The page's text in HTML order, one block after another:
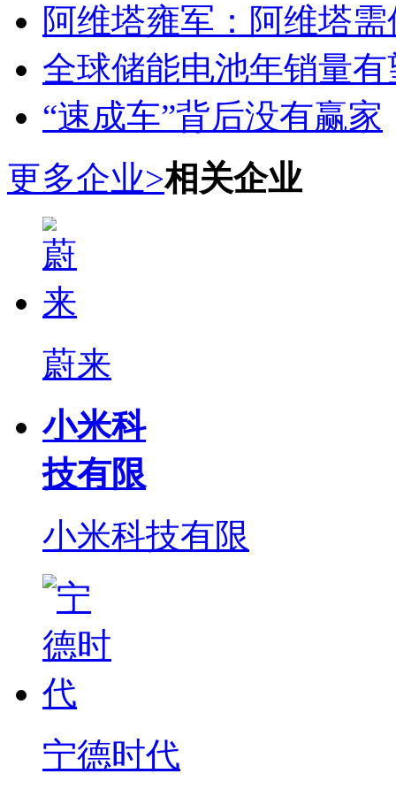
阿维塔雍军：阿维塔
全球储能电池年销量
“速成车”背后没有赢家
更多企业>相关企业
蔚来
小米科
技有限
小米科技有限
宁德时代